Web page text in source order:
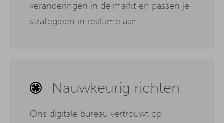
veranderingen in de markt en passen je
strategieën in realtime aan.
Nauwkeurig richten
Ons digitale bureau vertrouwt op